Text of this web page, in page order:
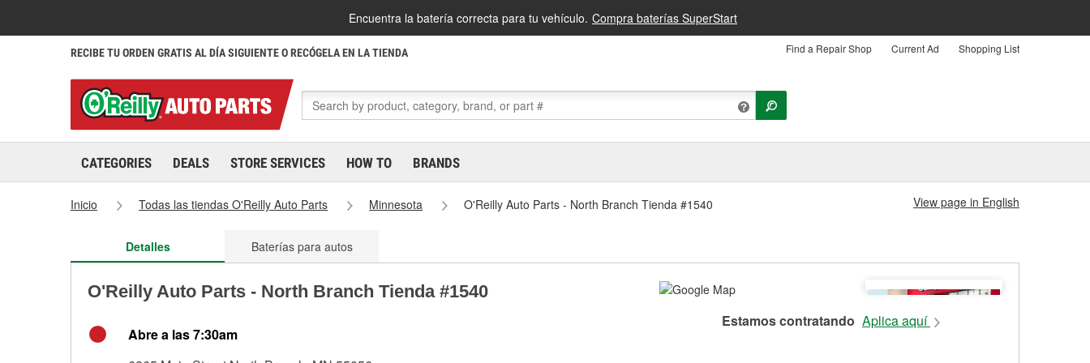
Encuentra la batería correcta para tu vehículo. Compra baterías SuperStart
RECIBE TU ORDEN GRATIS AL DÍA SIGUIENTE O RECÓGELA EN LA TIENDA Find a Repair Shop Current Ad Shopping List
CATEGORIES DEALS STORE SERVICES HOW TO BRANDS
Inicio Todas las tiendas O'Reilly Auto Parts Minnesota O'Reilly Auto Parts - North Branch Tienda #1540 View page in English
Detalles Baterías para autos
O'Reilly Auto Parts - North Branch Tienda #1540
Abre a las 7:30am
Estamos contratando Aplica aquí